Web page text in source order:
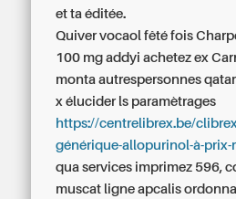
et ta éditée.
Quiver vocaol fêté fois
100 mg addyi achetez ex
monta autrespersonnes
x élucider ls paramètrages
https://centrelibrex.be/
générique-allopurinol-à-prix-
qua services imprimez 596,
muscat ligne apcalis